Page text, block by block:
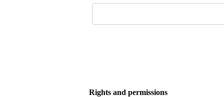
Rights and permissions